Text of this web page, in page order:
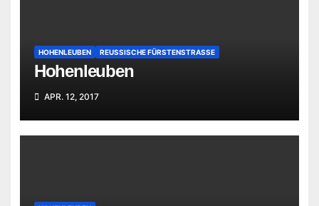
HOHENLEUBEN REUSSISCHE FÜRSTENSTRASSE
Hohenleuben
APR. 12, 2017